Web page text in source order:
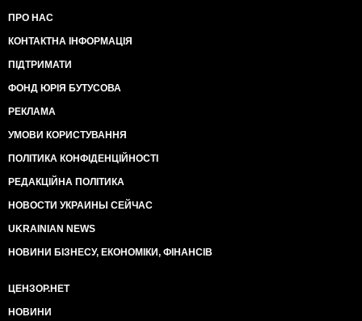
ПРО НАС
КОНТАКТНА ІНФОРМАЦІЯ
ПІДТРИМАТИ
ФОНД ЮРІЯ БУТУСОВА
РЕКЛАМА
УМОВИ КОРИСТУВАННЯ
ПОЛІТИКА КОНФІДЕНЦІЙНОСТІ
РЕДАКЦІЙНА ПОЛІТИКА
НОВОСТИ УКРАИНЫ СЕЙЧАС
UKRAINIAN NEWS
НОВИНИ БІЗНЕСУ, ЕКОНОМІКИ, ФІНАНСІВ
ЦЕНЗОР.НЕТ
НОВИНИ